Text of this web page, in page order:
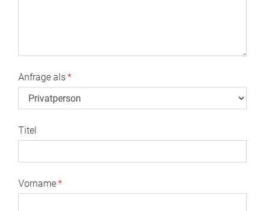
Anfrage als*
Titel
Vorname*